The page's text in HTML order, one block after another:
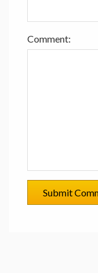
Comment: